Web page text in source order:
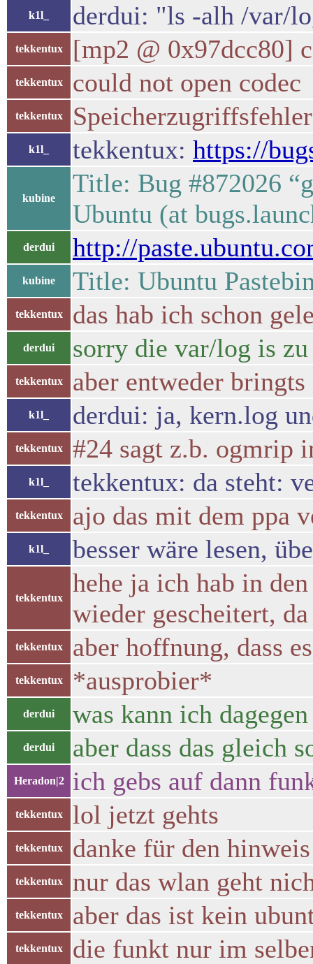
k1l_ derdui: "ls -alh /var/
tekkentux [mp2 @ 0x97dcc80]
tekkentux could not open codec
tekkentux Speicherzugriffsfehler
k1l_ tekkentux: https://
kubine
Title: Bug #872026
Ubuntu (at
derdui http://
kubine Title: Ubuntu
tekkentux das hab ich schon
derdui sorry die var/log is
tekkentux aber entweder
k1l_ derdui: ja, kern.log
tekkentux #24 sagt z.b. ogmrip
k1l_ tekkentux: da steht:
tekkentux ajo das mit dem ppa
k1l_ besser wäre lesen,
tekkentux
hehe ja ich hab in
wieder gescheitert,
tekkentux aber hoffnung, dass
tekkentux *ausprobier*
derdui was kann ich
derdui aber dass das gleich
Heradon|2 ich gebs auf dann
tekkentux lol jetzt gehts
tekkentux danke für den
tekkentux nur das wlan geht
tekkentux aber das ist kein
tekkentux die funkt nur im